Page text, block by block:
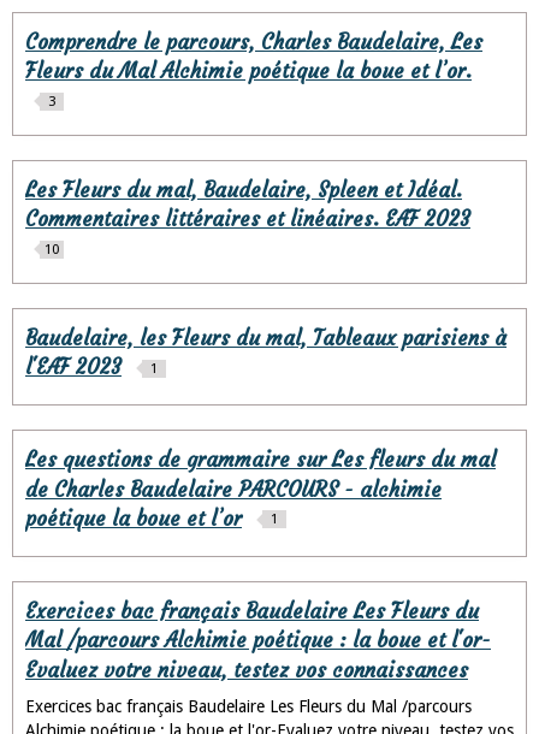
Comprendre le parcours, Charles Baudelaire, Les
Fleurs du Mal Alchimie poétique la boue et l’or.
3
Les Fleurs du mal, Baudelaire, Spleen et Idéal.
Commentaires littéraires et linéaires. EAF 2023
10
Baudelaire, les Fleurs du mal, Tableaux parisiens à
l'EAF 2023
1
Les questions de grammaire sur Les fleurs du mal
de Charles Baudelaire PARCOURS - alchimie
poétique la boue et l’or
1
Exercices bac français Baudelaire Les Fleurs du
Mal /parcours Alchimie poétique : la boue et l'or-
Evaluez votre niveau, testez vos connaissances
Exercices bac français Baudelaire Les Fleurs du Mal /parcours